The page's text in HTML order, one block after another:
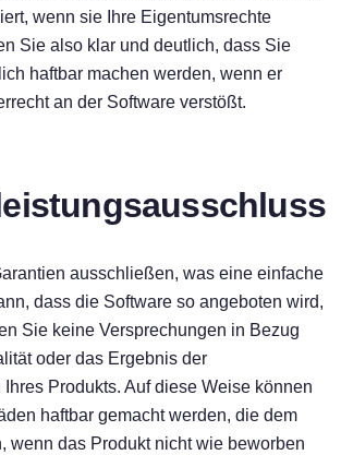
wenn sie Ihre Eigentumsrechte
Sie also klar und deutlich, dass Sie
haftbar machen werden, wenn er
an der Software verstößt.
ausschließen, was eine einfache
dass die Software so angeboten wird,
Sie keine Versprechungen in Bezug
oder das Ergebnis der
Produkts. Auf diese Weise können
haftbar gemacht werden, die dem
wenn das Produkt nicht wie beworben